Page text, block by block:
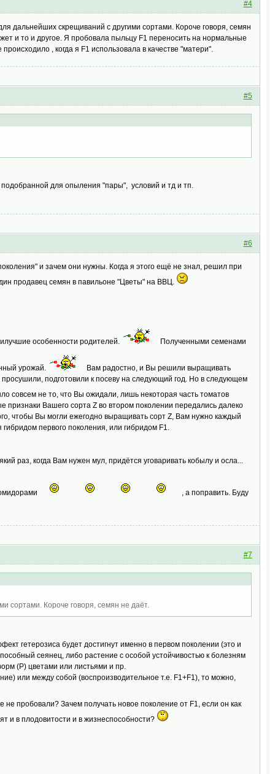
#4
дальнейших скрещиваний с другими сортами. Короче говоря, семян
и то и другое. Я пробовала пыльцу F1 переносить на нормальные
, когда я F1 использовала в качестве "матери".
#5
подобранной для опыления "пары", условий и тд и тп.
#6
и зачем они нужны. Когда я этого ещё не знал, решил при
продавец семян в павильоне "Цветы" на ВВЦ.
особенности родителей. Полученными семенами
урожай.
Вам радостно, и Вы решили выращивать
подготовили к посеву на следующий год. Но в следующем
совсем не то, что Вы ожидали, лишь некоторая часть томатов
Вашего сорта Z во втором поколении передались далеко
чтобы Вы могли ежегодно выращивать сорт Z, Вам нужно каждый
первого поколения, или гибридом F1.
раз, когда Вам нужен мул, придётся уговаривать кобылу и осла...
, а поправить. Буду
#7
сортами. Короче говоря, семян не даёт.
гетерозиса будет достигнут именно в первом поколении (это и
сеянец, либо растение с особой устойчивостью к болезням
(P) цветами или листьями и пр.
или между собой (воспроизводительное т.е. F1+F1), то можно,
пробовали? Зачем получать новое поколение от F1, если он как
и в плодовитости и в жизнеспособности?